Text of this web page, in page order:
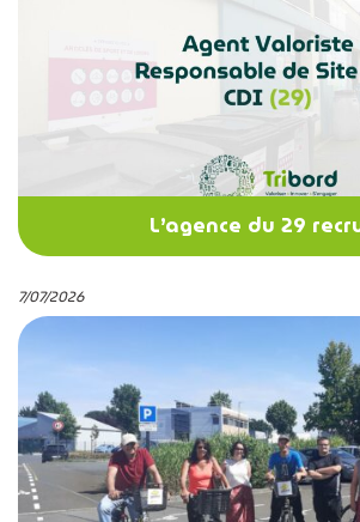
L’agence du 29
7/07/2026